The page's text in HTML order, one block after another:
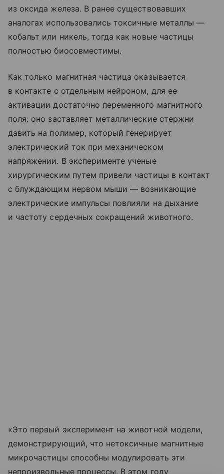
из оксида железа. В ранее существовавших
аналогах использовались токсичные металлы —
кобальт или никель, тогда как новые частицы
полностью биосовместимы.
Как только магнитная частица оказывается
в контакте с отдельным нейроном, для ее
активации достаточно переменного магнитного
поля: оно заставляет металлические стержни
давить на полимер, который генерирует
электрический ток при механическом
напряжении. В эксперименте ученые
хирургическим путем привели частицы в контакт
с блуждающим нервом мыши — возникающие
электрические импульсы повлияли на дыхание
и частоту сердечных сокращений животного.
«Это первый эксперимент на животной модели,
демонстрирующий, что нетоксичные магнитные
микрочастицы способны модулировать эти
непроизвольные процессы. В этом году